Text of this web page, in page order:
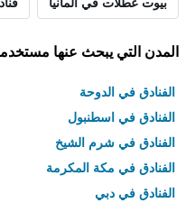
المدن التي يبحث عنها
الفنادق في الدوحة
الفنادق في اسطنبول
الفنادق في شرم الشيخ
الفنادق في مكة المكرمة
الفنادق في دبي